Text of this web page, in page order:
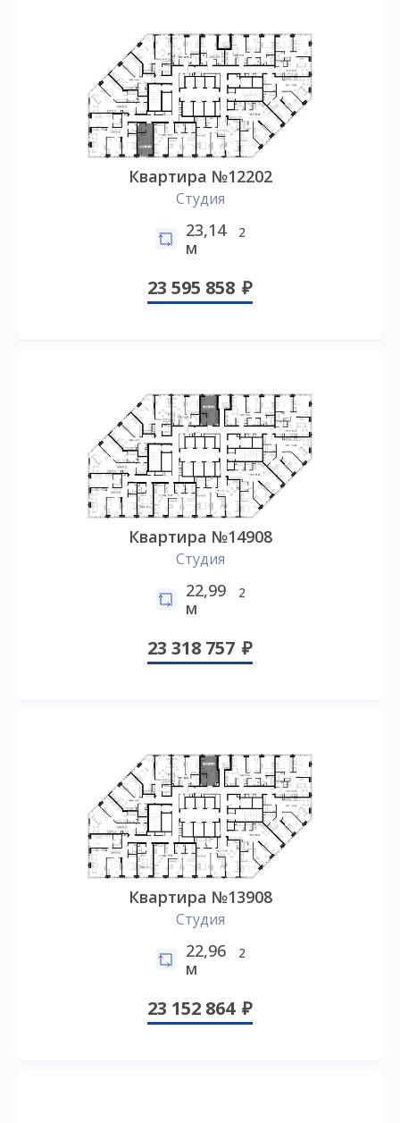
Квартира №12202
Студия
23,14
м
2
23 595 858
Квартира №14908
Студия
22,99
м
2
23 318 757
Квартира №13908
Студия
22,96
м
2
23 152 864